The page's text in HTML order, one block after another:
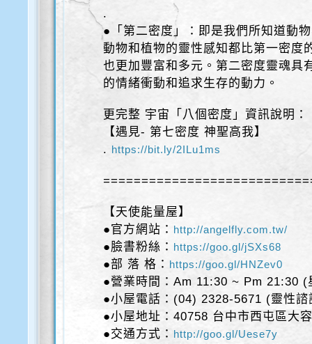
.
●「第二密度」：即是我們所知道動
動物和植物的靈性感知都比第一密度
也更加豐富和多元。第二密度靈魂具
的情緒衝動和追求生存的動力。
更完整 宇宙「八個密度」資訊說明：
【遇見- 第七密度 神聖高我】
. https://bit.ly/2ILu1ms
【天使能量屋】
●官方網站： http://angelfly.com.tw/
●臉書粉絲： https://goo.gl/jSXs68
●部 落 格： https://goo.gl/HNZev0
●營業時間：Am 11:30 ~ Pm 21:30 (
●小屋電話：(04) 2328-5671 (靈性
●小屋地址：40758 台中市西屯區大
●交通方式： http://goo.gl/Uese7y